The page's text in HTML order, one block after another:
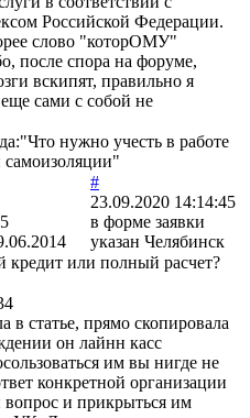
Российской Федерации.
слово "которОМУ"
после спора на форуме,
вскипят, правильно я
сами с собой не
нужно учесть в работе
#
23.09.2020 14:14:45
в форме заявки
указан Челябинск
или полный расчет?
в статье, прямо скопировала
он лайнн касс
им вы нигде не
конкретной организации
вопрос и прикрыться им